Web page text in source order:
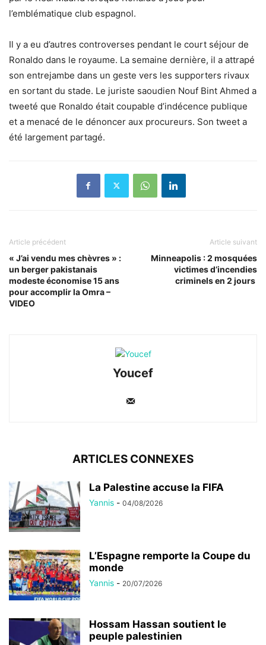
l’emblématique club espagnol.
Il y a eu d’autres controverses pendant le court séjour de
Ronaldo dans le royaume. La semaine dernière, il a attrapé
son entrejambe dans un geste vers les supporters rivaux
en sortant du stade. Le juriste saoudien Nouf Bint Ahmed a
tweeté que Ronaldo était coupable d’indécence publique
et a menacé de le dénoncer aux procureurs. Son tweet a
été largement partagé.
Article précédent
« J’ai vendu mes chèvres » :
un berger pakistanais
modeste économise 15 ans
pour accomplir la Omra –
VIDEO
Article suivant
Minneapolis : 2 mosquées
victimes d’incendies
criminels en 2 jours
Youcef
ARTICLES CONNEXES
La Palestine accuse la FIFA
Yannis - 04/08/2026
L’Espagne remporte la Coupe du
monde
Yannis - 20/07/2026
Hossam Hassan soutient le
peuple palestinien